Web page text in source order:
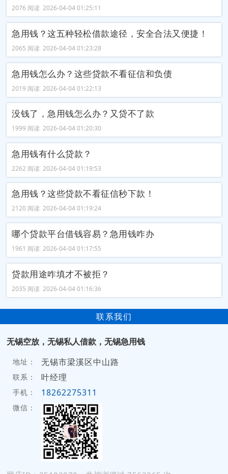
2076 阅读 2026-04-04 01:25:11
急用钱？这五种轻松借款途径，安全合法又便捷！
2065 阅读 2026-04-04 01:23:28
急用钱怎么办？这些贷款不看征信和负债
2019 阅读 2026-04-04 01:22:13
没钱了，急用钱怎么办？又贷不了款
1999 阅读 2026-04-04 01:20:30
急用钱有什么贷款？
2262 阅读 2026-04-04 01:19:53
急用钱？这些贷款不看征信秒下款！
2120 阅读 2026-04-04 01:19:24
哪个贷款平台借钱容易？急用钱咋办
1961 阅读 2026-04-04 01:17:55
贷款用途咋填才不被拒？
2035 阅读 2026-04-04 01:16:36
联系我们
无锡空放，无锡私人借款，无锡急用钱
地址： 无锡市梁溪区中山路
联系： 叶经理
手机： 18262275311
微信：